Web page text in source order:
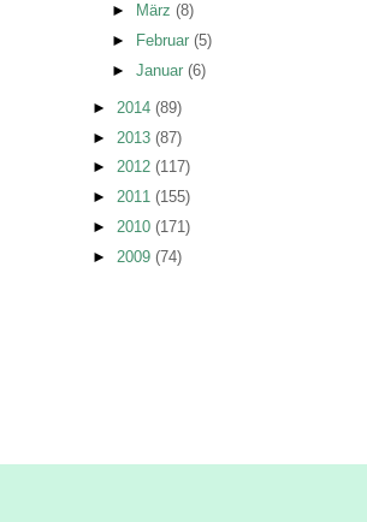
►
März (8)
►
Februar (5)
► Januar (6)
► 2014 (89)
► 2013 (87)
► 2012 (117)
► 2011 (155)
► 2010 (171)
► 2009 (74)